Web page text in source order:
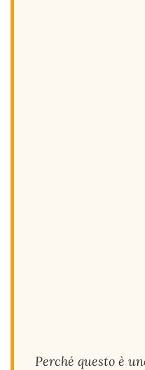
Perché questo è